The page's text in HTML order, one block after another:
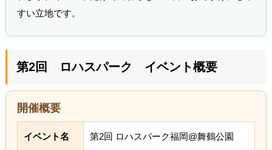
すい立地です。
第2回 ロハスパーク イベント概要
開催概要
イベント名 第2回 ロハスパーク福岡@舞鶴公園